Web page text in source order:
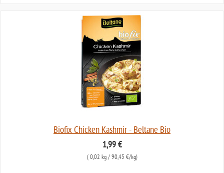
Biofix Chicken Kashmir - Beltane Bio
1,99 €
( 0,02 kg/ 90,45 €/kg)